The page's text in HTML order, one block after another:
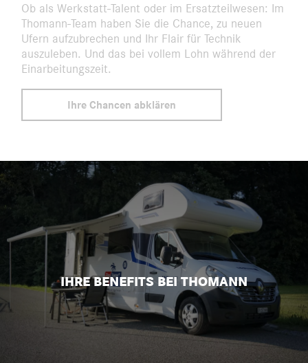
Ob als Werkstatt-Talent oder im Ersatzteilwesen: Im
Thomann-Team haben Sie die Chance, zu neuen
Ufern aufzubrechen und Ihr Flair für Technik
auszuleben. Und das bei vollem Lohn während der
Einarbeitungszeit.
Ihre Chancen abklären
IHRE BENEFITS BEI THOMANN